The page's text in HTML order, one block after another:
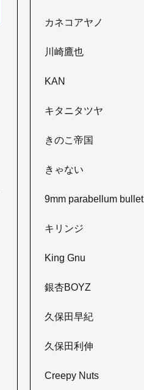
カネコアヤノ
川崎鷹也
KAN
キタニタツヤ
きのこ帝国
きゃない
9mm parabellum bullet
キリンジ
King Gnu
銀杏BOYZ
久保田早紀
久保田利伸
Creepy Nuts